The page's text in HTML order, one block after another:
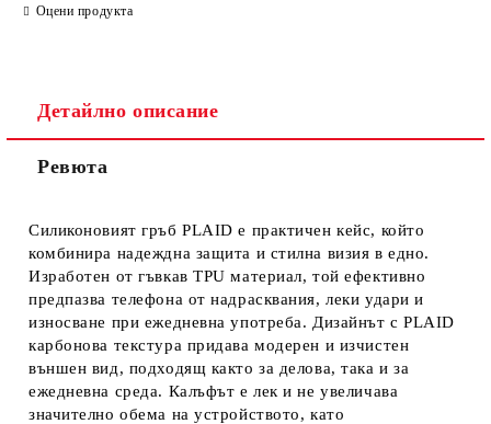
Оцени продукта
Детайлно описание
Ревюта
Силиконовият гръб PLAID е практичен кейс, който
комбинира надеждна защита и стилна визия в едно.
Изработен от гъвкав TPU материал, той ефективно
предпазва телефона от надрасквания, леки удари и
износване при ежедневна употреба. Дизайнът с PLAID
карбонова текстура придава модерен и изчистен
външен вид, подходящ както за делова, така и за
ежедневна среда. Калъфът е лек и не увеличава
значително обема на устройството, като